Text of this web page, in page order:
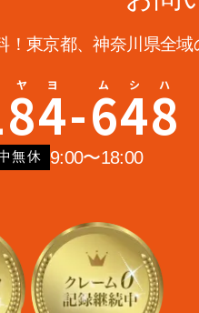
！東京都、神奈川県全域
84-648
無休 9:00〜18:00